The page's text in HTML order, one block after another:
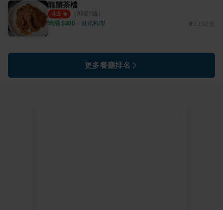
龍囍茶檔
4.5 （ 9則評論）
均消 $400 ・ 港式料理
更多餐廳排名